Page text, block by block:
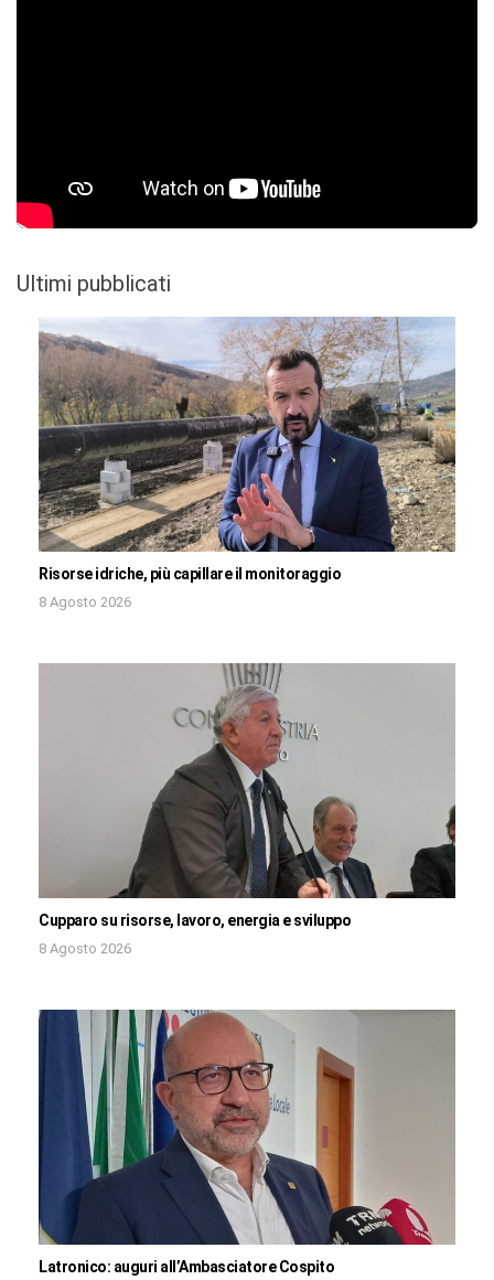
Ultimi pubblicati
Risorse idriche, più capillare il monitoraggio
8 Agosto 2026
Cupparo su risorse, lavoro, energia e sviluppo
8 Agosto 2026
Latronico: auguri all’Ambasciatore Cospito